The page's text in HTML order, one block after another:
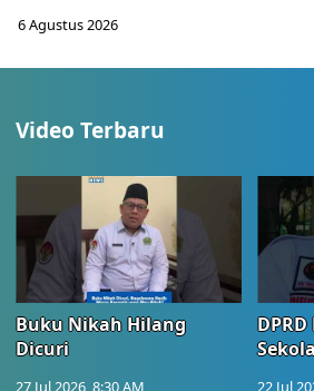
6 Agustus 2026
Video Terbaru
Buku Nikah Hilang
Dicuri
27 Jul 2026, 8:30 AM 22 Jul